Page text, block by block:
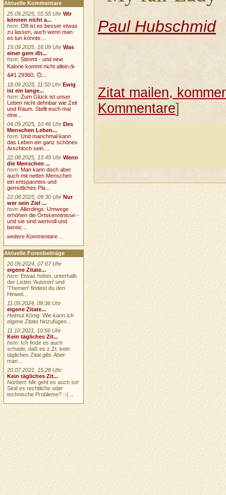
Paul Hubschmid
Zitat mailen,
Kommentare]
Aktuelle Kommentare
25.09.2025, 01:55 Uhr Wir
können nicht a...
hsm:Oft ist es besser etwas
zu lassen, auch wenn man
es tun könnte....
19.09.2025, 16:09 Uhr Was
einer gern ißt...
hsm:Stimmt - und eine
Kalorie kommt nicht allein.☕
&#1 29360; 🙃...
18.09.2025, 11:50 Uhr Ewig
ist ein lange...
hsm:Zum Glück ist unser
Leben nicht dehnbar wie Zeit
und Raum. Stellt euch mal
eine...
04.09.2025, 10:46 Uhr Des
Menschen Leben...
hsm:Und manchmal kann
das Leben ein ganz schönes
Arschloch sein....
22.08.2025, 13:49 Uhr Wenn
die Menschen ...
hsm:Man kann doch aber
auch mit netten Menschen
ein entspanntes und
gemütliches Pla...
22.08.2025, 09:30 Uhr Nur
wer sein Ziel ...
hsm:Allerdings: Umwege
erhöhen die Ortskenntnisse -
und sie sind wertvoll und
bereic...
weitere Kommentare ...
Aktuelle Forenbeiträge
20.09.2024, 07:07 Uhr
eigene Zitate...
hsm: Etwas höher, unterhalb
der Listen 'Autoren' und
'Themen' findest du den
Hinwei...
11.09.2024, 09:36 Uhr
eigene Zitate...
Helmut König: Wie kann ich
eigene Zitate hinzufügen...
11.10.2021, 10:56 Uhr
Kein tägliches Zit...
hsm: Ich finde es auch
schade, daß es z.Zt. kein
tägliches Zitat gibt. Aber
man...
20.07.2021, 15:28 Uhr
Kein tägliches Zit...
Norbert: Mir geht es auch so!
Sind es rechtliche oder
technische Probleme? :-(...